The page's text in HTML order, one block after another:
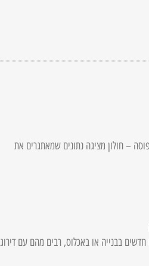
– חולון מציגה נתונים שמאתגרים את
מ‑120,000 מ"ר של משרדים חדשים בבנייה או באכלוס, רבים מהם עם דירוג